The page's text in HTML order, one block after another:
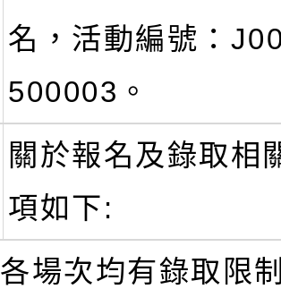
名，活動編號：
500003。
關於報名及錄取相
項如下:
各場次均有錄取限